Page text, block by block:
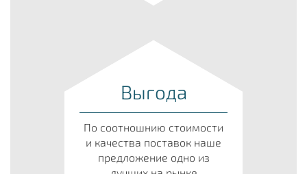
Выгода
По соотношнию стоимости
и качества поставок наше
предложение одно из